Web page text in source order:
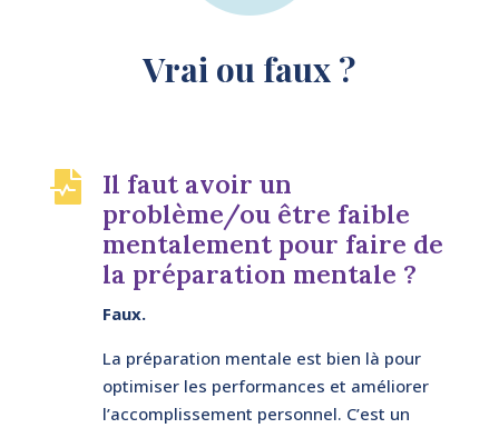
Vrai ou faux ?

Il faut avoir un
problème/ou être faible
mentalement pour faire de
la préparation mentale ?
Faux.
La préparation mentale est bien là pour
optimiser les performances et améliorer
l’accomplissement personnel. C’est un